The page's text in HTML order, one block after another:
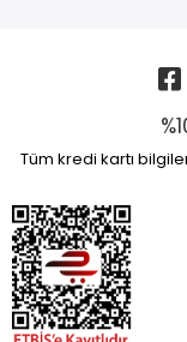
Tüm kredi kartı